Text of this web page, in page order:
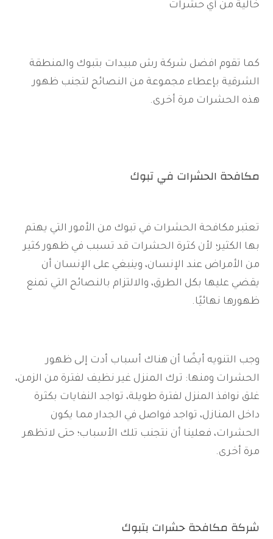
خالية من أي حشرات
كما تقوم افضل شركة رش مبيدات بتبوك والمنطقة
الشرقية بإعطاء مجموعة من النصائح لتجنب ظهور
هذه الحشرات مرة أخرى.
مكافحة الحشرات في تبوك
تعتبر مكافحة الحشرات في تبوك من الأمور التي يهتم
بها الكثير؛ لأن كثرة الحشرات قد تسبب في ظهور كثير
من الأمراض عند الإنسان، وينبغي على الإنسان أن
يقضي عليها بكل الطرق، والالتزام بالنصائح التي تمنع
ظهورها نهائيًا.
وجب التنويه أيضًا أن هناك أسباب أدت إلى ظهور
الحشرات ومنها: ترك المنزل غير نظيف لفترة من الزمن،
غلق نوافذ المنزل لفترة طويلة، تواجد النفايات بكثرة
داخل المنازل، تواجد فواصل في الجدار مما يكون
الحشرات، فعلينا أن نتجنب تلك الأسباب؛ حتى لاتظهر
مرة أخرى.
شركة مكافحة حشرات بتبوك